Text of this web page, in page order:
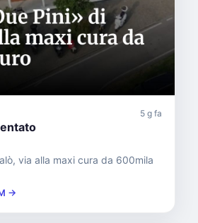
5 g fa
via alla maxi cura da 600mila
→